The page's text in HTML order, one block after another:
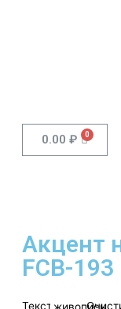
0.00 ₽
Акцент
FCB-193
Текстура